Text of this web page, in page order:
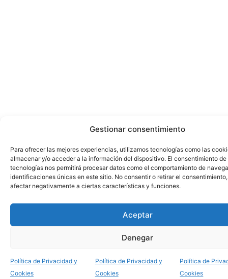
Gestionar consentimiento
Para ofrecer las mejores experiencias, utilizamos tecnologías como las
almacenar y/o acceder a la información del dispositivo. El consentimiento de
tecnologías nos permitirá procesar datos como el comportamiento de
identificaciones únicas en este sitio. No consentir o retirar el
afectar negativamente a ciertas características y funciones.
Aceptar
Denegar
Política de Privacidad y
Cookies
Política de Privacidad y
Cookies
Política de
Cookies